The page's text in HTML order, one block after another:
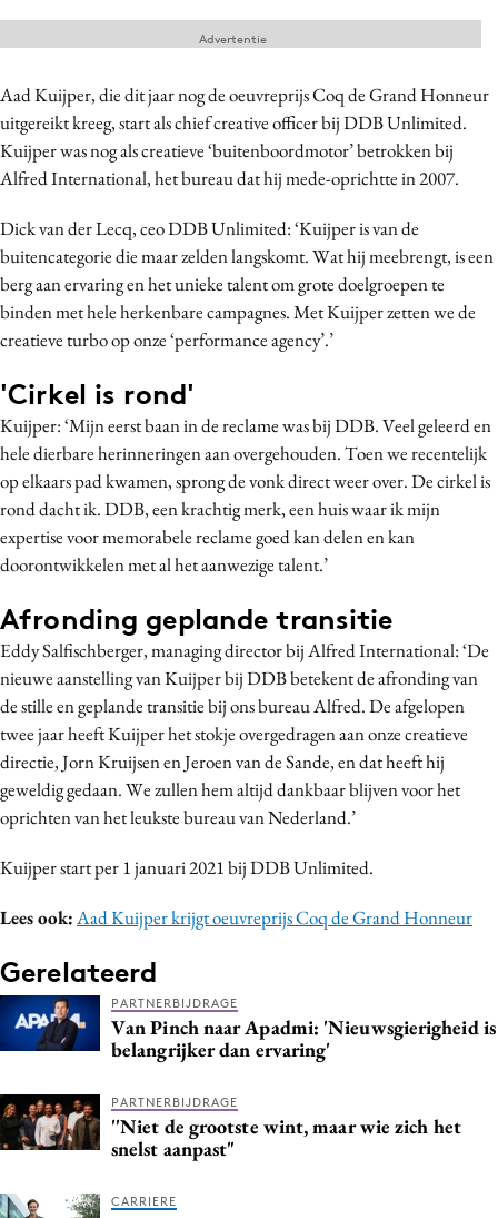
Opleidingen
Vacatures
Academy
Partners
Topics
Bureaus
Campagnes
Carriere
Contentmarketing
Customer Experience
Data & Insights
Design
Digital transformation
Diversiteit
Effectiviteit
Gedragsverandering
Influencer marketing
Interne communicatie
Martech
Media
Merkstrategie
Purpose Marketing
Reputatie & crisis
Aad Kuijper, die dit jaar nog de oeuvreprijs Coq de Grand Honneur
uitgereikt kreeg, start als chief creative officer bij DDB Unlimited.
Kuijper was nog als creatieve ‘buitenboordmotor’ betrokken bij
Alfred International, het bureau dat hij mede-oprichtte in 2007.
Dick van der Lecq, ceo DDB Unlimited: ‘Kuijper is van de
buitencategorie die maar zelden langskomt. Wat hij meebrengt, is een
berg aan ervaring en het unieke talent om grote doelgroepen te
binden met hele herkenbare campagnes. Met Kuijper zetten we de
creatieve turbo op onze ‘performance agency’.’
'Cirkel is rond'
Kuijper: ‘Mijn eerst baan in de reclame was bij DDB. Veel geleerd en
hele dierbare herinneringen aan overgehouden. Toen we recentelijk
op elkaars pad kwamen, sprong de vonk direct weer over. De cirkel is
rond dacht ik. DDB, een krachtig merk, een huis waar ik mijn
expertise voor memorabele reclame goed kan delen en kan
doorontwikkelen met al het aanwezige talent.’
Afronding geplande transitie
Eddy Salfischberger, managing director bij Alfred International: ‘De
nieuwe aanstelling van Kuijper bij DDB betekent de afronding van
de stille en geplande transitie bij ons bureau Alfred. De afgelopen
twee jaar heeft Kuijper het stokje overgedragen aan onze creatieve
directie, Jorn Kruijsen en Jeroen van de Sande, en dat heeft hij
geweldig gedaan. We zullen hem altijd dankbaar blijven voor het
oprichten van het leukste bureau van Nederland.’
Kuijper start per 1 januari 2021 bij DDB Unlimited.
Lees ook:Aad Kuijper krijgt oeuvreprijs Coq de Grand Honneur
Gerelateerd
PARTNERBIJDRAGE
Van Pinch naar Apadmi: 'Nieuwsgierigheid is
belangrijker dan ervaring'
PARTNERBIJDRAGE
''Niet de grootste wint, maar wie zich het
snelst aanpast"
CARRIERE
Advertentie